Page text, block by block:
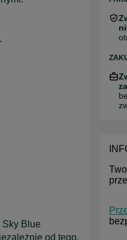
Blue
od tego,